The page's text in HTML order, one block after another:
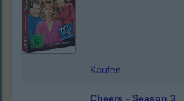
Kaufen
Cheers - Season 3